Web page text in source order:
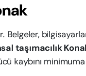
Belgeler,
taşımacılık
kaybını